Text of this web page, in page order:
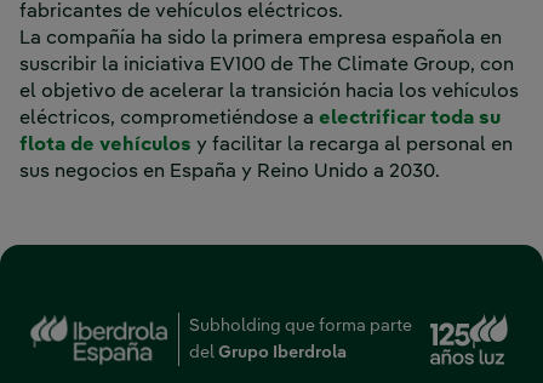
fabricantes de vehículos eléctricos.
La compañía ha sido la primera empresa española en
suscribir la iniciativa EV100 de The Climate Group, con
el objetivo de acelerar la transición hacia los vehículos
eléctricos, comprometiéndose a electrificar toda su
flota de vehículos y facilitar la recarga al personal en
sus negocios en España y Reino Unido a 2030.
Subholding que forma parte
del Grupo Iberdrola